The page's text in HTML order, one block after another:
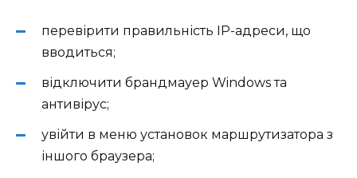
перевірити правильність IP-адреси, що
вводиться;
відключити брандмауер Windows та
антивірус;
увійти в меню установок маршрутизатора з
іншого браузера;